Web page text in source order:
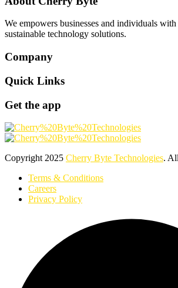
We empowers businesses and individuals
sustainable technology solutions.
Company
Quick Links
Get the app
Copyright 2025 Cherry Byte Technologies.
Terms & Conditions
Careers
Privacy Policy